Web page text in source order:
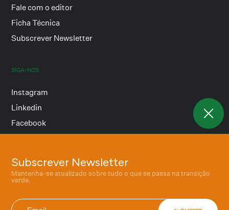
Subscrever Newsletter
Mantenha-se atualizado sobre tudo o que se passa na transição
verde.
Fale com o editor
Ficha Técnica
Subscrever Newsletter
SIGA-NOS
Instagram
Linkedin
Facebook
Termos e condições
Política de privacidade